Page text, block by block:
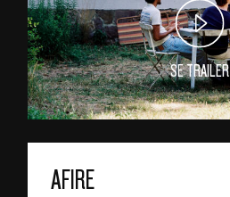
SE TRAILER
AFIRE